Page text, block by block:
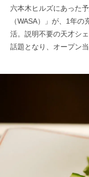
六本木ヒルズにあった
（WASA）」が、1年
活。説明不要の天才シ
話題となり、オープン